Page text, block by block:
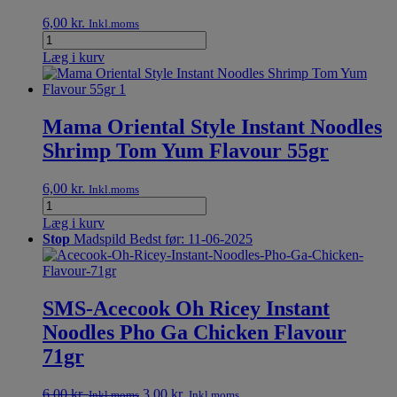
6,00 kr. Inkl.moms
Læg i kurv
Mama Oriental Style Instant Noodles
Shrimp Tom Yum Flavour 55gr
6,00 kr. Inkl.moms
Læg i kurv
Stop Madspild Bedst før: 11-06-2025
SMS-Acecook Oh Ricey Instant
Noodles Pho Ga Chicken Flavour
71gr
6,00kr. 3,00 kr.